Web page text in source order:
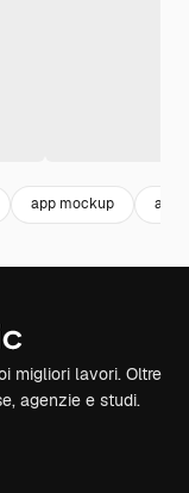
app mockup
migliori lavori. Oltre
agenzie e studi.